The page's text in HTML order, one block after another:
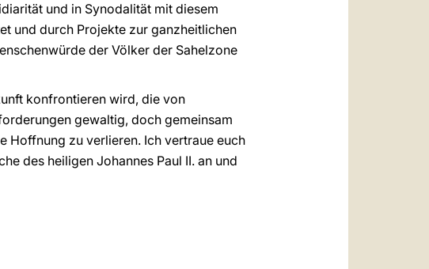
und in Synodalität mit diesem
und durch Projekte zur ganzheitlichen
der Völker der Sahelzone
konfrontieren wird, die von
gewaltig, doch gemeinsam
Hoffnung zu verlieren. Ich vertraue euch
des heiligen Johannes Paul II. an und